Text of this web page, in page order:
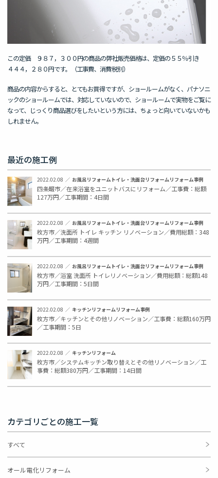
この定価 ９８７，３００円の商品の弊社販売価格は、定価の５５％引き
４４４，２８０円です。（工事費、消費税別）
商品の内容からすると、とてもお買得ですが、ショールームがなく、パナソニ
ックのショールームでは、対応していないので、ショールームで実物をご覧に
なって、じっくり商品選びをしたいという方には、ちょっと向いていないかも
しれません。
最近の施工例
2022.02.08 お風呂リフォーム トイレ・洗面台リフォームリフォーム事例
四条畷市／在来浴室をユニットバスにリフォーム／工事費：総額
127万円／工事期間：4日間
2022.02.08 お風呂リフォーム トイレ・洗面台リフォームリフォーム事例
枚方市／洗面所 トイレ キッチン リノベーション／費用総額：348
万円／工事期間：4週間
2022.02.08 お風呂リフォーム トイレ・洗面台リフォームリフォーム事例
枚方市／浴室 洗面所 トイレリノベーション／費用総額：総額148
万円／工事期間：5日間
2022.02.08 キッチンリフォームリフォーム事例
枚方市／キッチンとその他リノベーション／工事費：総額160万円
／工事期間：5日
2022.02.08 キッチンリフォーム
枚方市／システムキッチン取り替えとその他リノベーション／工
事費：総額380万円／工事期間：14日間
カテゴリごとの施工一覧
すべて
オール電化リフォーム